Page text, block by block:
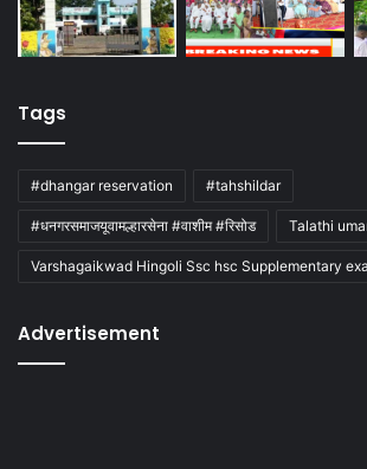
Tags
#dhangar reservation #tahshildar
#धनगरसमाजयूवामल्हारसेना #वाशीम #रिसोड Talathi
Varshagaikwad Hingoli Ssc hsc Supplementary
Advertisement